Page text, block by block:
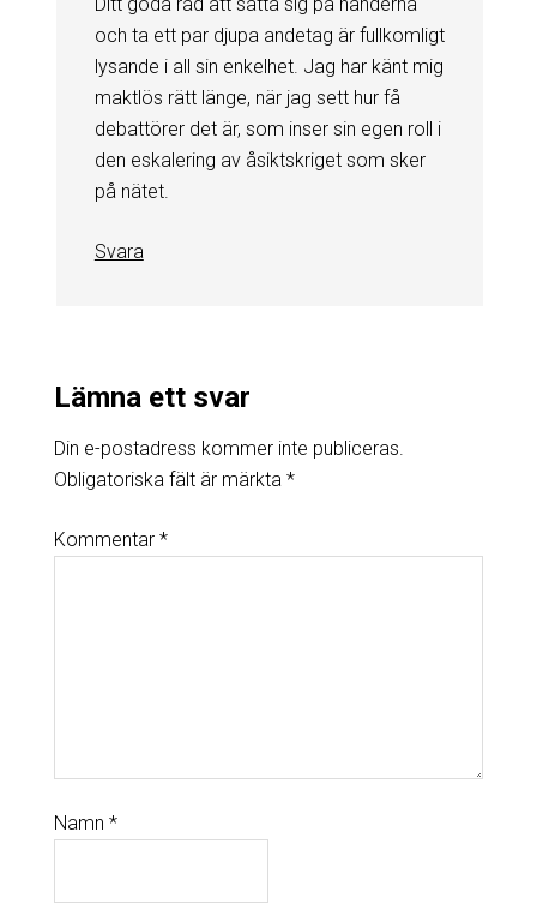
och ta ett par djupa andetag är fullkomligt
lysande i all sin enkelhet. Jag har känt mig
maktlös rätt länge, när jag sett hur få
debattörer det är, som inser sin egen roll i
den eskalering av åsiktskriget som sker
på nätet.
Svara
Lämna ett svar
Din e-postadress kommer inte publiceras.
Obligatoriska fält är märkta *
Kommentar *
Namn *